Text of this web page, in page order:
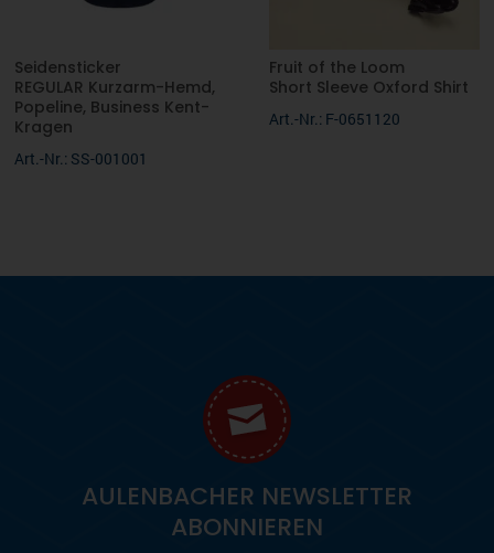
Seidensticker
REGULAR Kurzarm-Hemd,
Popeline, Business Kent-
Kragen
Art.-Nr.: SS-001001
Fruit of the Loom
Short Sleeve Oxford Shirt
Art.-Nr.: F-0651120
AULENBACHER NEWSLETTER
ABONNIEREN